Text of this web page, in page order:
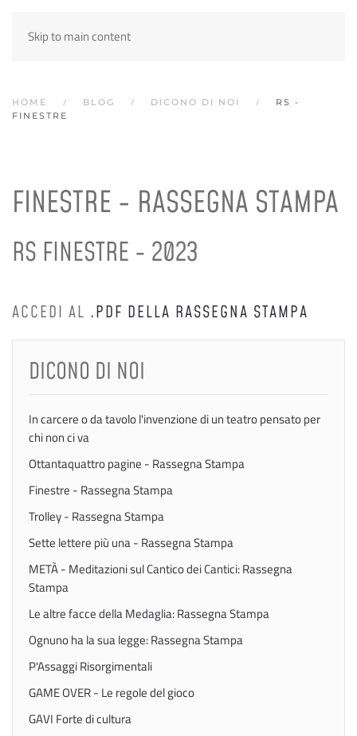
Skip to main content
HOME BLOG DICONO DI NOI
RS -
FINESTRE
FINESTRE - RASSEGNA STAMPA
RS FINESTRE - 2023
ACCEDI AL .PDF DELLA RASSEGNA STAMPA
DICONO DI NOI
In carcere o da tavolo l'invenzione di un teatro pensato per
chi non ci va
Ottantaquattro pagine - Rassegna Stampa
Finestre - Rassegna Stampa
Trolley - Rassegna Stampa
Sette lettere più una - Rassegna Stampa
METÀ - Meditazioni sul Cantico dei Cantici: Rassegna
Stampa
Le altre facce della Medaglia: Rassegna Stampa
Ognuno ha la sua legge: Rassegna Stampa
P'Assaggi Risorgimentali
GAME OVER - Le regole del gioco
GAVI Forte di cultura